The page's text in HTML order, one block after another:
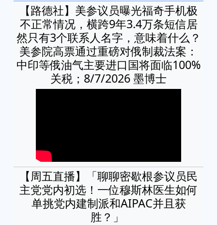
【路德社】美参议员曝光福奇手机极
不正常情况，横跨9年3.4万条短信居
然只有3个联系人名字，意味着什么？
美参院高票通过重磅对俄制裁法案：
中印等俄油气主要进口国将面临100%
关税；8/7/2026 墨博士
【周五直播】「聊聊密歇根参议员民
主党党内初选！一位穆斯林医生如何
单挑党内建制派和AIPAC并且获
胜？」 ​